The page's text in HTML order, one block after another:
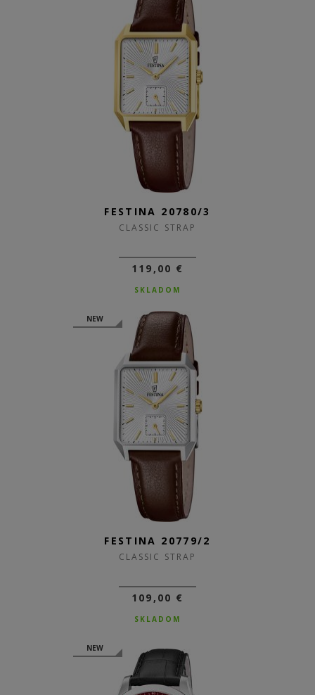
FESTINA 20780/3
CLASSIC STRAP
119,00 €
SKLADOM
NEW
FESTINA 20779/2
CLASSIC STRAP
109,00 €
SKLADOM
NEW